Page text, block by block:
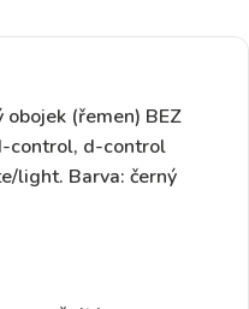
obojek (řemen) BEZ
control, d-control
light. Barva: černý